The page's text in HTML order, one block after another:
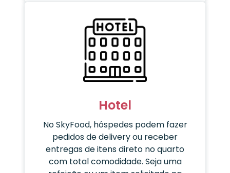
Hotel
No SkyFood, hóspedes podem fazer
pedidos de delivery ou receber
entregas de itens direto no quarto
com total comodidade. Seja uma